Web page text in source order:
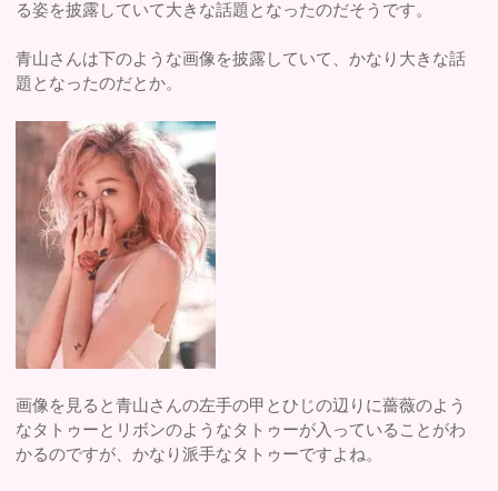
る姿を披露していて大きな話題となったのだそうです。
青山さんは下のような画像を披露していて、かなり大きな話
題となったのだとか。
画像を見ると青山さんの左手の甲とひじの辺りに薔薇のよう
なタトゥーとリボンのようなタトゥーが入っていることがわ
かるのですが、かなり派手なタトゥーですよね。